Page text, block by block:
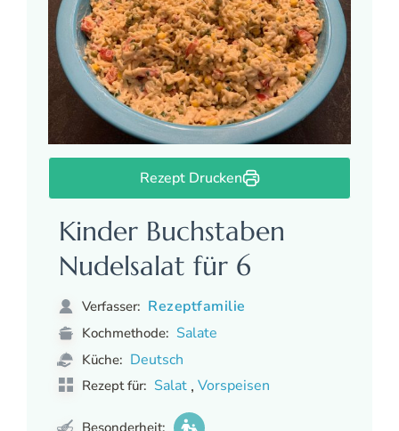
Rezept Drucken
Kinder Buchstaben
Nudelsalat für 6
Verfasser: Rezeptfamilie
Kochmethode: Salate
Küche: Deutsch
Rezept für: Salat , Vorspeisen